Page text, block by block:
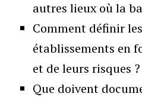
autres lieux où la
Comment définir
établissements en
et de leurs risques ?
Que doivent